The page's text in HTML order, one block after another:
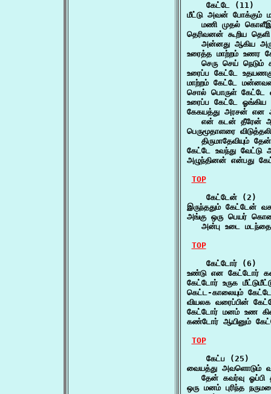
    கேட்டே (11)
மீட்டு அவன் போக்கும்
மணி முதல்
தெரிவனன் கூறிய
அன்னது ஆகிய
உரைத்த மாற்றம் உணர
செரு செய்
உரைப்ப கேட்டே
மாற்றம் கேட்டே
சொல் பொருள்
உரைப்ப கேட்டே
கேகயத்து அரசன் என
என் கடன் தீரேன்
பெருமூதாளரை
திருமாதேவியும்
கேட்டே உவந்து
அழுந்தினன் என்பது
TOP
    கேட்டேன் (2)
இருந்ததும் கேட்டேன்
அங்கு ஒரு பெயர்
அன்பு உடை
TOP
    கேட்டோர் (6)
உண்டு என கேட்டோர்
கேட்டோர் உருக
கெட்ட-காலையும்
வியலக வரைப்பின்
கேட்டோர் மனம் உண
கண்டோர் ஆயினும்
TOP
    கேட்ப (25)
வையத்து அவளொடும்
தேன் கவர்வு ஓப்பி
ஒரு மனம் புரிந்த